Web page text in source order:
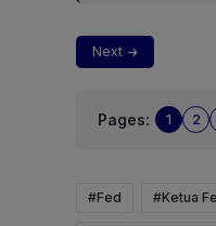
Next
Pages: 1 2
#Fed #Ketua